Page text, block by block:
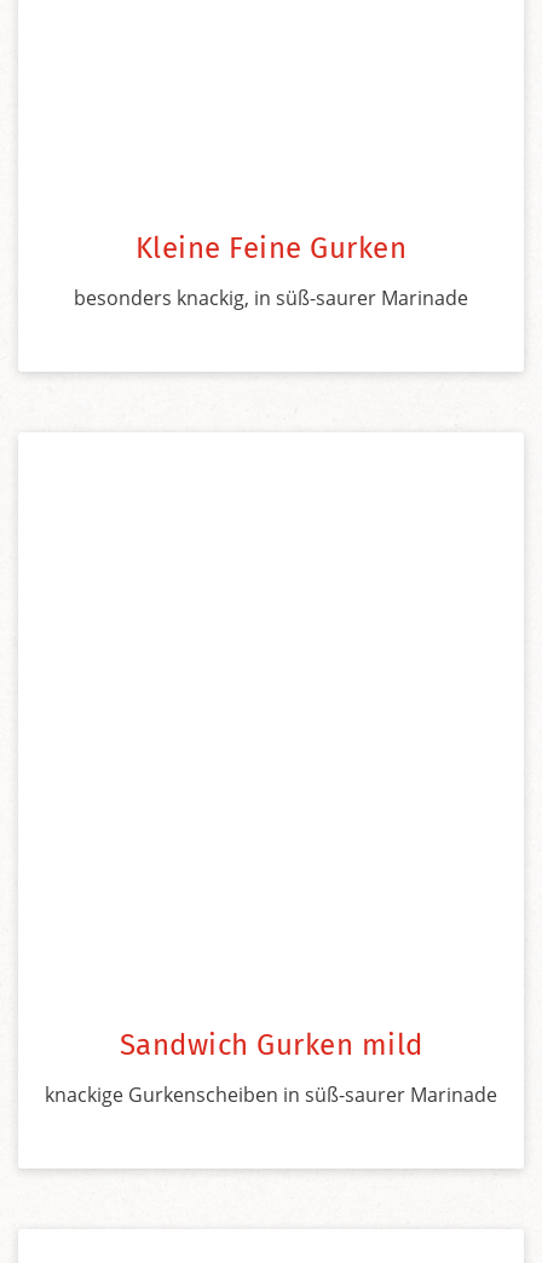
Kleine Feine Gurken
besonders knackig, in süß-saurer Marinade
Sandwich Gurken mild
knackige Gurkenscheiben in süß-saurer Marinade